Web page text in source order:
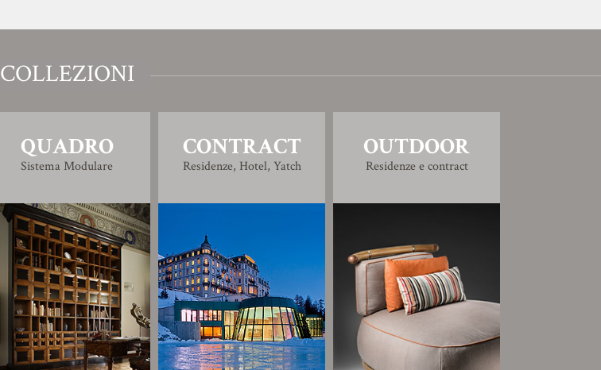
COLLEZIONI
QUADRO
Sistema Modulare
CONTRACT
Residenze, Hotel, Yatch
OUTDOOR
Residenze e contract